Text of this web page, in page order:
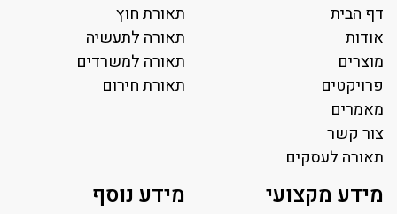
דף הבית
אודות
מוצרים
פרויקטים
מאמרים
צור קשר
תאורה לעסקים
פאנל לד
תאורת חוץ
תאורה לתעשיה
תאורה למשרדים
תאורת חירום
מידע מקצועי מידע נוסף